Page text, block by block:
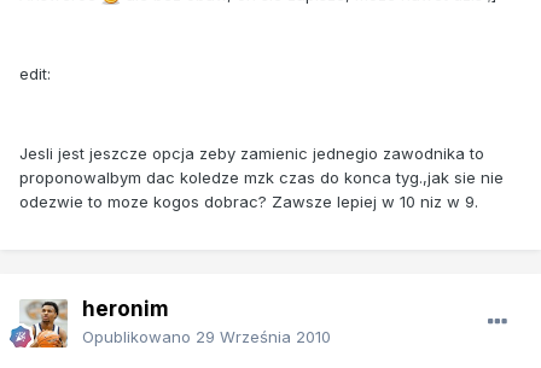
edit:
Jesli jest jeszcze opcja zeby zamienic jednegio zawodnika to
proponowalbym dac koledze mzk czas do konca tyg.,jak sie nie
odezwie to moze kogos dobrac? Zawsze lepiej w 10 niz w 9.
heronim
Opublikowano 29 Września 2010